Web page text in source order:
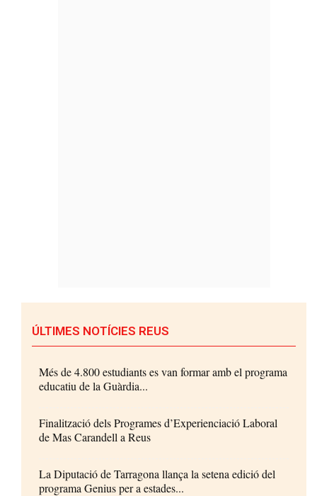
ÚLTIMES NOTÍCIES REUS
Més de 4.800 estudiants es van formar amb el programa
educatiu de la Guàrdia...
Finalització dels Programes d’Experienciació Laboral
de Mas Carandell a Reus
La Diputació de Tarragona llança la setena edició del
programa Genius per a estades...